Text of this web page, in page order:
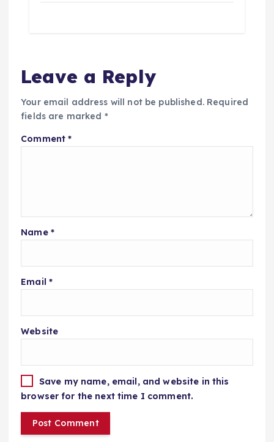
Leave a Reply
Your email address will not be published. Required
fields are marked *
Comment*
Name *
Email *
Website
Save my name, email, and website in this
browser for the next time I comment.